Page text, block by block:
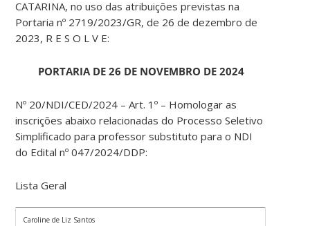
CATARINA, no uso das atribuições previstas na
Portaria nº 2719/2023/GR, de 26 de dezembro de
2023, R E S O L V E:
PORTARIA DE 26 DE NOVEMBRO DE 2024
Nº 20/NDI/CED/2024 – Art. 1º – Homologar as
inscrições abaixo relacionadas do Processo Seletivo
Simplificado para professor substituto para o NDI
do Edital nº 047/2024/DDP:
Lista Geral
Caroline de Liz Santos